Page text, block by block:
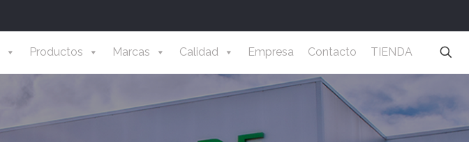
Productos Marcas Calidad Empresa Contacto TIENDA